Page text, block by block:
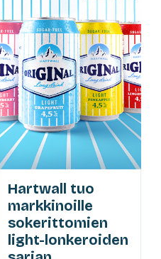
Hartwall tuo
markkinoille
sokerittomien
light-lonkeroiden